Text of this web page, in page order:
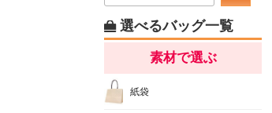
選べるバッグ一覧
素材で選ぶ
紙袋